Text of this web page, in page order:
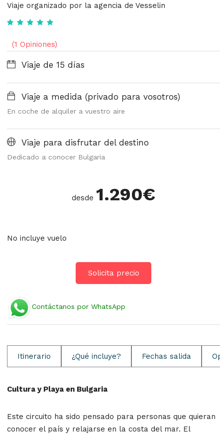
Viaje organizado por la agencia de Vesselin
(1 Opiniones)
Viaje de 15 días
Viaje a medida (privado para vosotros)
En coche de alquiler a vuestro aire
Viaje para disfrutar del destino
Dedicado a conocer Bulgaria
desde 1.290€
No incluye vuelo
Solicita precio
Contáctanos por WhatsApp
Itinerario ¿Qué incluye? Fechas salida
Cultura y Playa en Bulgaria
Este circuito ha sido pensado para personas que quieran
conocer el país y relajarse en la costa del mar. El